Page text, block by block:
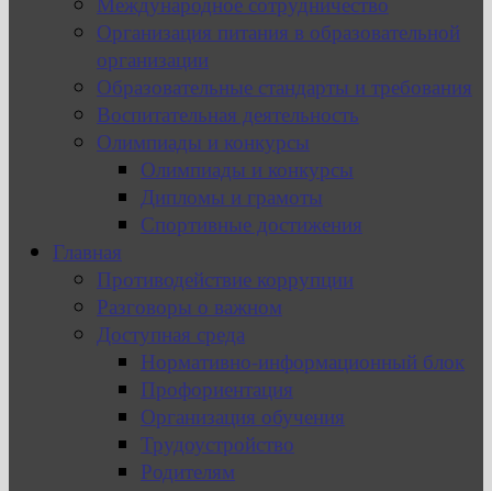
Организация питания в образовательной
организации
Образовательные стандарты и требования
Воспитательная деятельность
Олимпиады и конкурсы
Олимпиады и конкурсы
Дипломы и грамоты
Спортивные достижения
Главная
Противодействие коррупции
Разговоры о важном
Доступная среда
Нормативно-информационный блок
Профориентация
Организация обучения
Трудоустройство
Родителям